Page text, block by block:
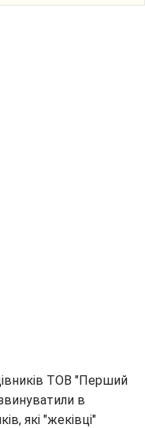
ТОВ "Перший
в
які "жеківці"